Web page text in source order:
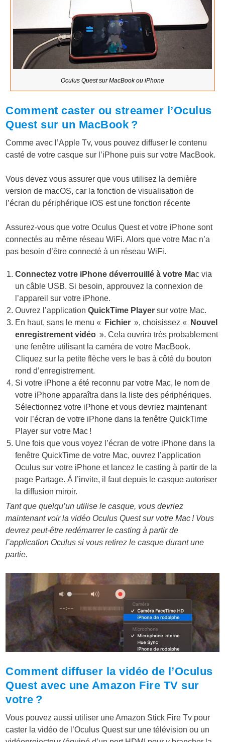
Oculus Quest sur MacBook ou iPhone
Comment caster ou streamer l’Oculus
Quest sur un MacBook ?
Comme avec l’Apple Tv, vous pouvez diffuser le contenu
casté de votre casque sur l’iPhone puis sur votre MacBook.
Vous devez vous assurer que vous utilisez la dernière
version de macOS, car la fonction de visualisation de
l’écran du périphérique iOS est une fonction récente
Assurez-vous que votre Oculus Quest et votre iPhone sont
connectés au même réseau WiFi. Alors que votre Mac n’a
pas besoin d’être connecté à un réseau WiFi.
Connectez votre iPhone déverrouillé à votre Mac via
un câble USB. Si besoin, approuvez la connexion de
l’appareil sur votre iPhone.
Ouvrez l’applicationQuickTime Player sur votre Mac.
En haut, sans le menu «
Fichier », choisissez «
Nouvel
enregistrement vidéo ». Cela ouvrira très probablement
une fenêtre utilisant la caméra de votre MacBook.
Cliquez sur la petite flèche vers le bas à côté du bouton
rond d’enregistrement.
Si votre iPhone a été reconnu par votre Mac, le nom de
votre iPhone apparaîtra dans la liste des périphériques.
Sélectionnez votre iPhone et vous devriez maintenant
voir l’écran de votre iPhone dans la fenêtre QuickTime
Player sur votre Mac !
Une fois que vous voyez l’écran de votre iPhone dans la
fenêtre QuickTime de votre Mac, ouvrez l’application
Oculus sur votre iPhone et lancez le casting à partir de la
page Partage. À l’invite, il faut depuis le casque autoriser
la diffusion miroir.
Tant que quelqu’un utilise le casque, vous devriez
maintenant voir la vidéo Oculus Quest sur votre Mac ! Vous
devrez peut-être redémarrer le casting à partir de
l’application Oculus si vous retirez le casque durant une
partie.
Comment diffuser la vidéo de l’Oculus
Quest avec une Amazon Fire TV sur
votre ?
Vous pouvez aussi utiliser une Amazon Stick Fire Tv pour
caster la vidéo de l’Oculus Quest sur une télévision ou un